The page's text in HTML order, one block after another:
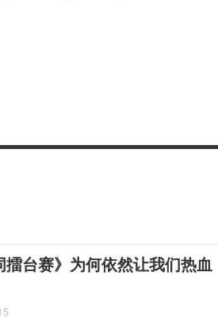
台赛》为何依然让我们热血